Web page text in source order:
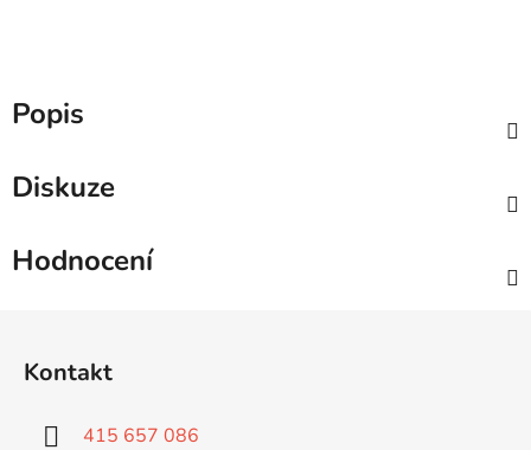
Popis
Diskuze
Hodnocení
Kontakt
415 657 086